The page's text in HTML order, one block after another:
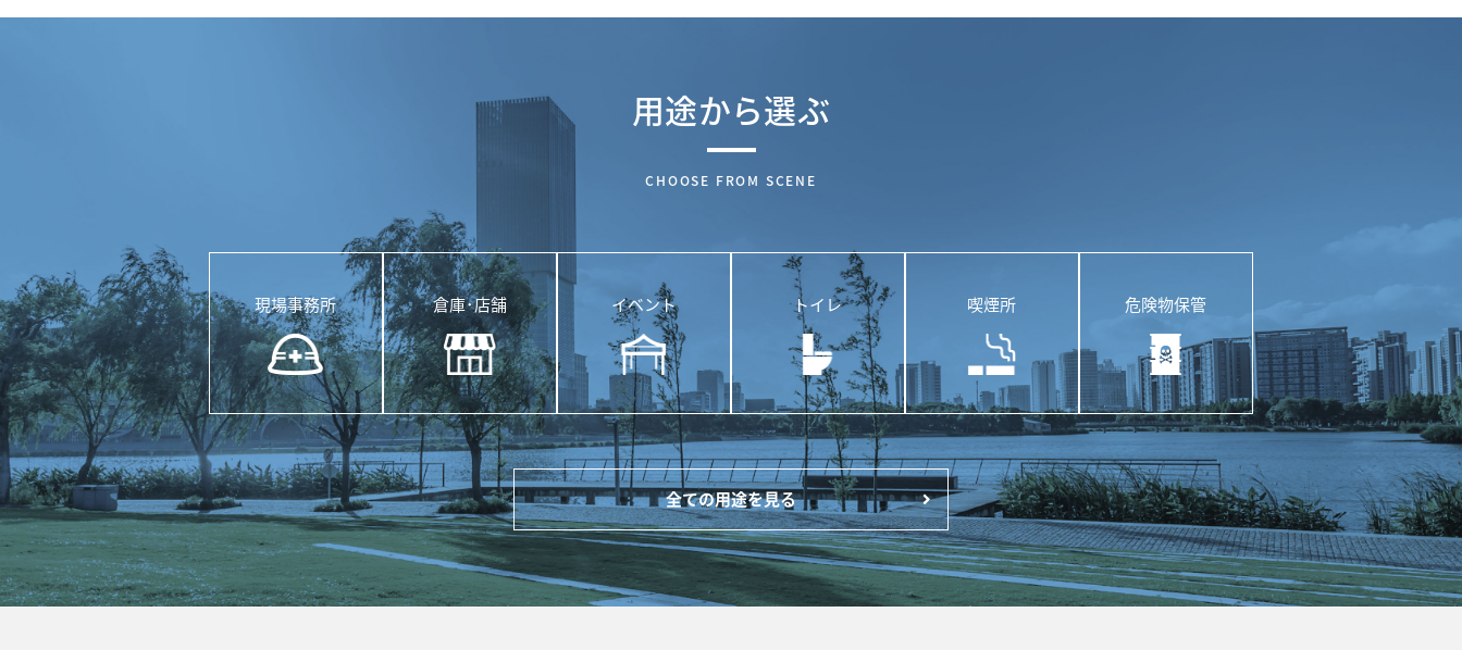
用途から選ぶ
CHOOSE FROM SCENE
現場事務所 倉庫･店舗 イベント トイレ 喫煙所 危険物保管
全ての用途を見る